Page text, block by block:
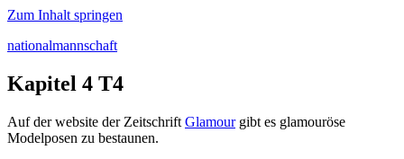
Zum Inhalt springen
nationalmannschaft
Kapitel 4 T4
Auf der website der Zeitschrift Glamourgibt es glamouröse
Modelposen zu bestaunen.